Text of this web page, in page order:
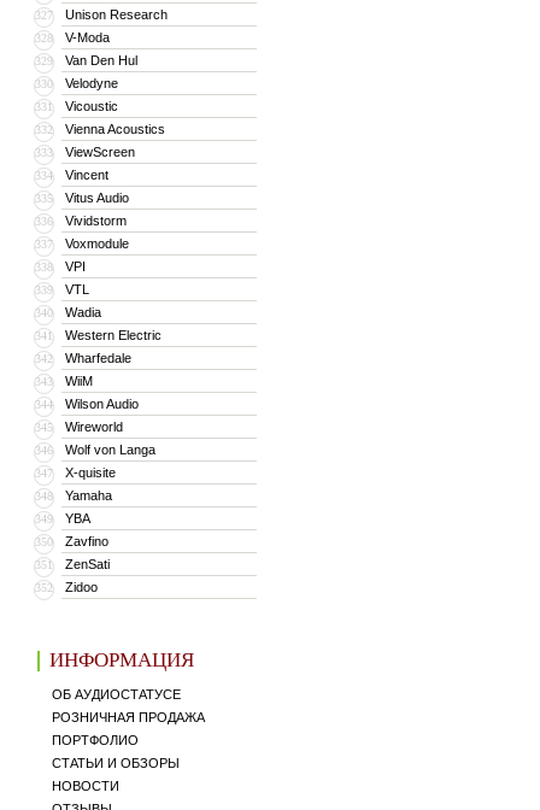
327 Unison Research
328 V-Moda
329 Van Den Hul
330 Velodyne
331 Vicoustic
332 Vienna Acoustics
333 ViewScreen
334 Vincent
335 Vitus Audio
336 Vividstorm
337 Voxmodule
338 VPI
339 VTL
340 Wadia
341 Western Electric
342 Wharfedale
343 WiiM
344 Wilson Audio
345 Wireworld
346 Wolf von Langa
347 X-quisite
348 Yamaha
349 YBA
350 Zavfino
351 ZenSati
352 Zidoo
ИНФОРМАЦИЯ
ОБ АУДИОСТАТУСЕ
РОЗНИЧНАЯ ПРОДАЖА
ПОРТФОЛИО
СТАТЬИ И ОБЗОРЫ
НОВОСТИ